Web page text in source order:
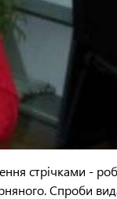
стрічками -
Спроби